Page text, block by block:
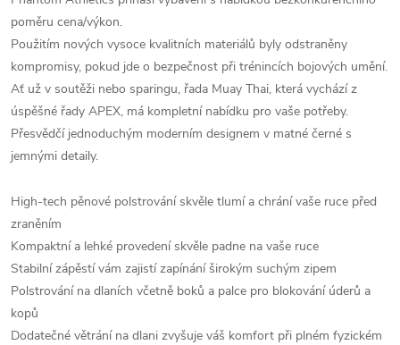
poměru cena/výkon.
Použitím nových vysoce kvalitních materiálů byly odstraněny
kompromisy, pokud jde o bezpečnost při trénincích bojových umění.
Ať už v soutěži nebo sparingu, řada Muay Thai, která vychází z
úspěšné řady APEX, má kompletní nabídku pro vaše potřeby.
Přesvědčí jednoduchým moderním designem v matné černé s
jemnými detaily.
High-tech pěnové polstrování skvěle tlumí a chrání vaše ruce před
zraněním
Kompaktní a lehké provedení skvěle padne na vaše ruce
Stabilní zápěstí vám zajistí zapínání širokým suchým zipem
Polstrování na dlaních včetně boků a palce pro blokování úderů a
kopů
Dodatečné větrání na dlani zvyšuje váš komfort při plném fyzickém